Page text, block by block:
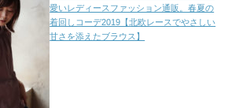
愛いレディースファッション通販。春夏の
着回しコーデ2019【北欧レースでやさしい
甘さを添えたブラウス】